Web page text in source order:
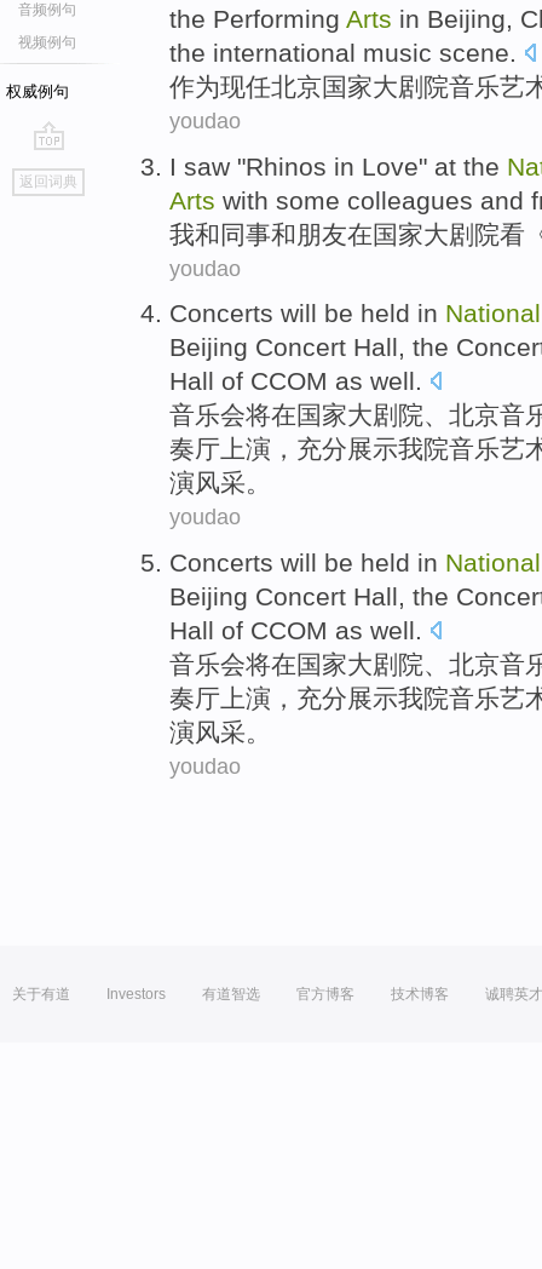
音频例句
视频例句
权威例句
go
top
返回词典
the Performing Arts in Beijing,
the international music scene.
作为现任北京国家大剧院音乐艺
youdao
I saw "Rhinos in Love" at the
Arts with some colleagues and
我和 同事和 朋友在国家大剧院看
youdao
Concerts will be held in National
Beijing Concert Hall, the
Hall of CCOM as well.
音乐会将在国家大剧院、 北京音
奏厅上演，充分展示我院音乐艺
演风采。
youdao
Concerts will be held in National
Beijing Concert Hall, the
Hall of CCOM as well.
音乐会将在国家大剧院、 北京音
奏厅上演，充分展示我院音乐艺
演风采。
youdao
关于有道 Investors 有道智选 官方博客 技术博客 诚聘英才